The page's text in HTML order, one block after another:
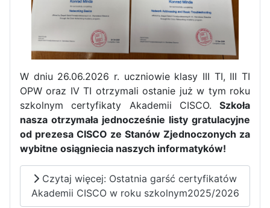
zawodowych naszych uczniów
w Portugalii za nami!
W dniu 26.06.2026 r. uczniowie klasy III TI, III TI
OPW oraz IV TI otrzymali ostanie już w tym roku
szkolnym certyfikaty Akademii CISCO. Szkoła
nasza otrzymała jednocześnie listy gratulacyjne
od prezesa CISCO ze Stanów Zjednoczonych za
wybitne osiągniecia naszych informatyków!
Czytaj więcej: Ostatnia garść certyfikatów
Akademii CISCO w roku szkolnym2025/2026